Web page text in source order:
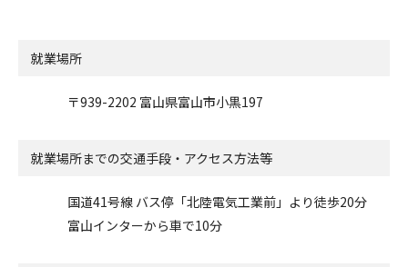
就業場所
〒939-2202 富山県富山市小黒197
就業場所までの交通手段・アクセス方法等
国道41号線 バス停「北陸電気工業前」より徒歩20分
富山インターから車で10分